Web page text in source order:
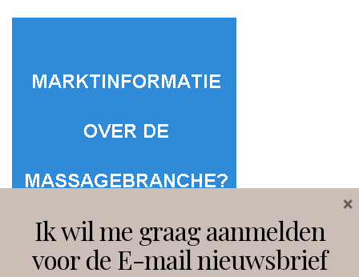
Ik wil me graag aanmelden
voor de E-mail nieuwsbrief
×